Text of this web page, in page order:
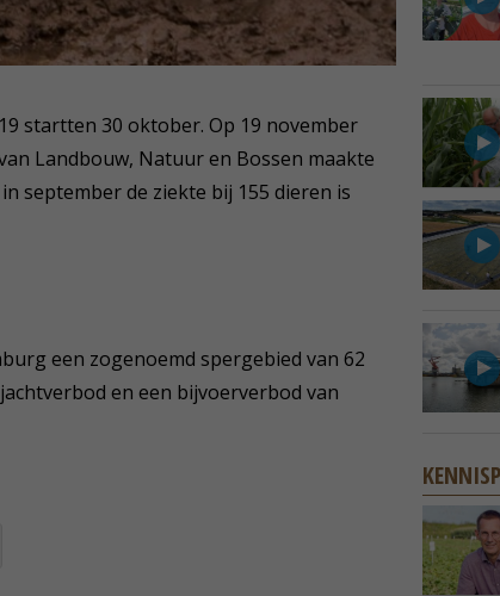
startten 30 oktober. Op 19 november
Landbouw, Natuur en Bossen maakte
september de ziekte bij 155 dieren is
een zogenoemd spergebied van 62
en een bijvoerverbod van